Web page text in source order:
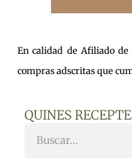
En calidad de Afiliado de
compras adscritas que
QUINES